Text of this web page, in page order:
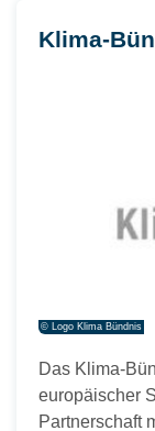
Klima-
© Logo Klima Bündnis
Das Klima-
europäischer
Partnerschaft